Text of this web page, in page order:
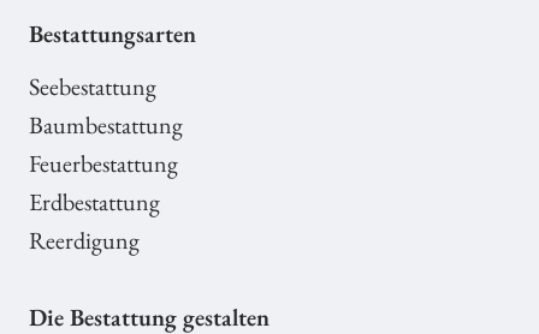
Bestattungsarten
Seebestattung
Baumbestattung
Feuerbestattung
Erdbestattung
Reerdigung
Die Bestattung gestalten